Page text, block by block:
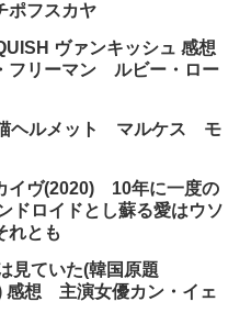
ポフスカヤ
ヴァンキッシュ 感想
フリーマン ルビー・ロー
ヘルメット マルケス モ
イヴ(2020) 10年に一度の
ドロイドとし蘇る愛はウソ
れとも
見ていた(韓国原題
感想 主演女優カン・イェ